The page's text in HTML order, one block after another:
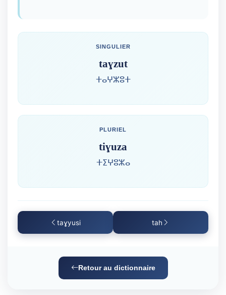
SINGULIER
taɣzut
ⵜⴰⵖⵣⵓⵜ
PLURIEL
tiɣuza
ⵜⵉⵖⵓⵣⴰ
taɣyusi tah
Retour au dictionnaire